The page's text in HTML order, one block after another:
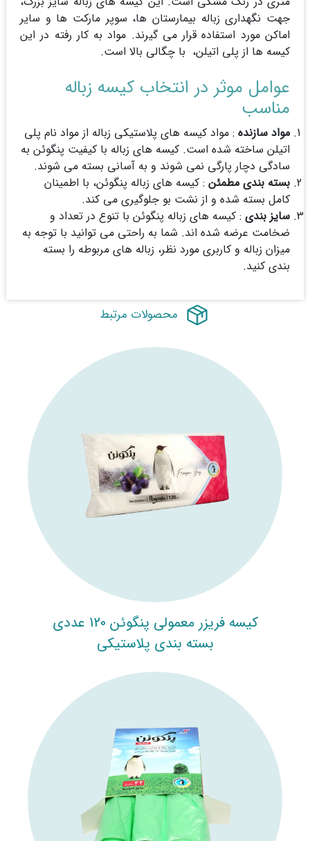
جهت نگهداری زباله بیمارستان ها، سوپر مارکت ها و سایر
اماکن مورد استفاده قرار می گیرند. مواد به کار رفته در این
کیسه ها از پلی اتیلن، با چگالی بالا است.
عوامل موثر در انتخاب کیسه زباله
مناسب
مواد سازنده: مواد کیسه های پلاستیکی زباله از مواد نام پلی
اتیلن ساخته شده است. کیسه های زباله با کیفیت پنگوئن به
سادگی دچار پارگی نمی شوند و به آسانی بسته می شوند.
بسته بندی مطمئن: کیسه های زباله پنگوئن، با اطمینان
کامل بسته شده و از نشت بو جلوگیری می کند.
سایز بندی: کیسه های زباله پنگوئن با تنوع در تعداد و
ضخامت عرضه شده اند. شما به راحتی می توانید با توجه به
میزان زباله و کاربری مورد نظر، زباله های مربوطه را بسته
بندی کنید.
محصولات مرتبط
کیسه فریزر معمولی پنگوئن 120 عددی
بسته بندی پلاستیکی